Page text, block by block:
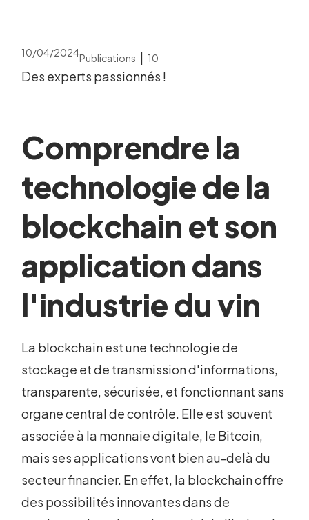
10/04/2024Publications | 10
Des experts passionnés !
Comprendre la
technologie de la
blockchain et son
application dans
l'industrie du vin
La blockchain est une technologie de
stockage et de transmission d'informations,
transparente, sécurisée, et fonctionnant sans
organe central de contrôle. Elle est souvent
associée à la monnaie digitale, le Bitcoin,
mais ses applications vont bien au-delà du
secteur financier. En effet, la blockchain offre
des possibilités innovantes dans de